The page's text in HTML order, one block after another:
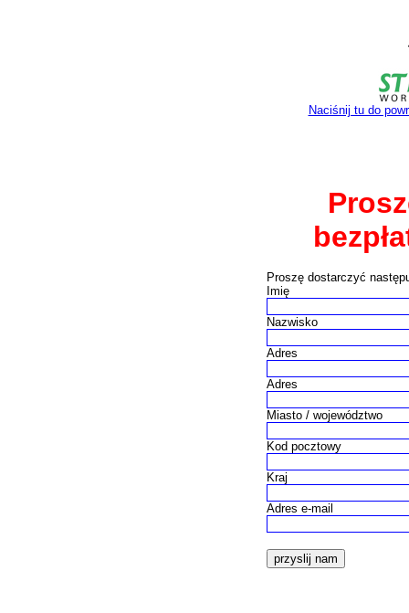
Naciśnij tu do
Proszę dostarczyć
Imię
Nazwisko
Adres
Adres
Miasto / województwo
Kod pocztowy
Kraj
Adres e-mail